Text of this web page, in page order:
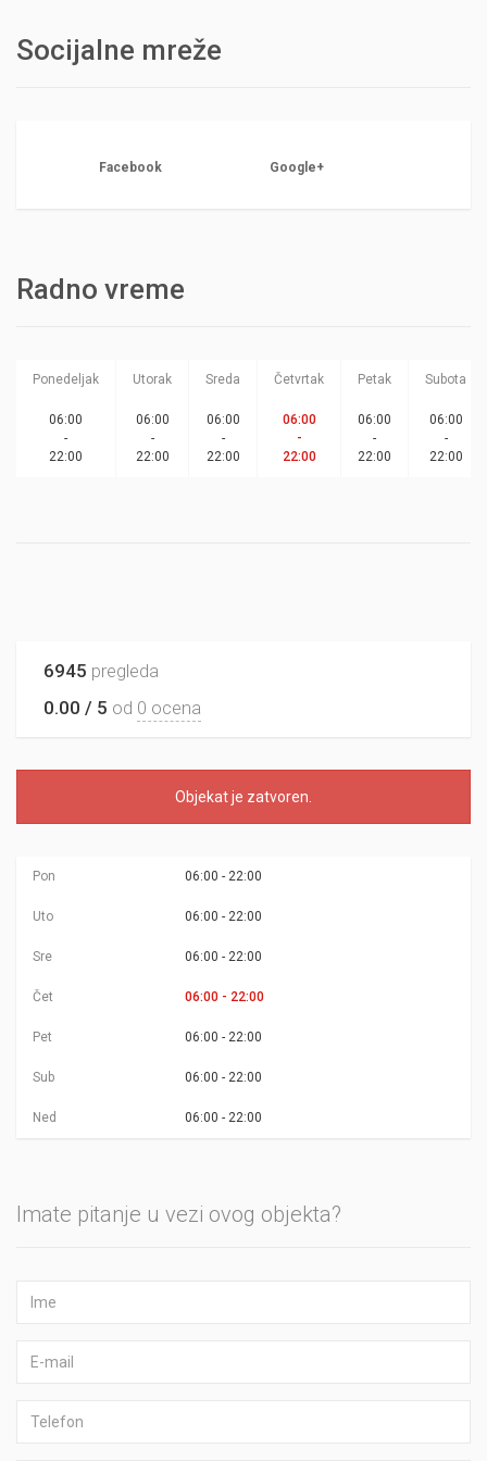
Socijalne mreže
Facebook Google+
Radno vreme
Ponedeljak Utorak Sreda Četvrtak Petak Subota
06:00
-
22:00
06:00
-
22:00
06:00
-
22:00
06:00
-
22:00
06:00
-
22:00
06:00
-
22:00
6945 pregleda
0.00 / 5 od 0 ocena
Objekat je zatvoren
Pon 06:00 - 22:00
Uto 06:00 - 22:00
Sre 06:00 - 22:00
Čet 06:00 - 22:00
Pet 06:00 - 22:00
Sub 06:00 - 22:00
Ned 06:00 - 22:00
Imate pitanje u vezi ovog objekta?